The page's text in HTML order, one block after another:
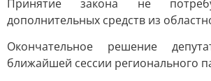
Принятие закона не
дополнительных средств из
Окончательное решение
ближайшей сессии регионального